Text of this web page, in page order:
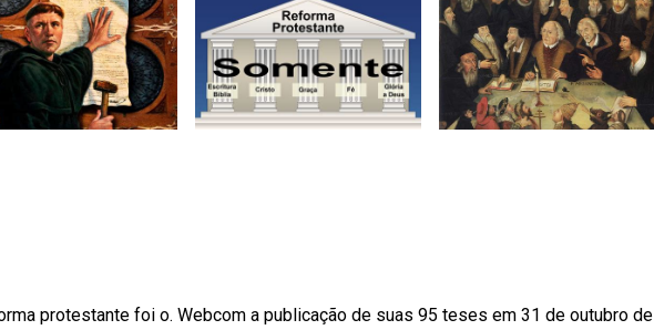
protestante foi o. Webcom a publicação de suas 95 teses em 31 de outubro de